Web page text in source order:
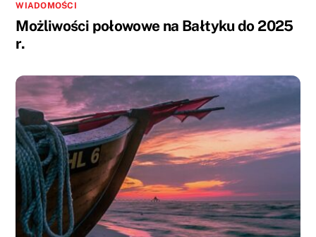
WIADOMOŚCI
Możliwości połowowe na Bałtyku do 2025
r.